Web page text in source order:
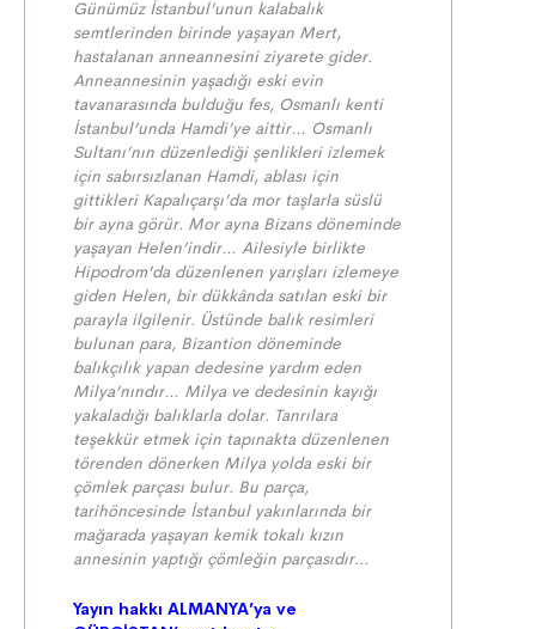
Günümüz İstanbul’unun kalabalık
semtlerinden birinde yaşayan Mert,
hastalanan anneannesini ziyarete gider.
Anneannesinin yaşadığı eski evin
tavanarasında bulduğu fes, Osmanlı kenti
İstanbul’unda Hamdi’ye aittir… Osmanlı
Sultanı’nın düzenlediği şenlikleri izlemek
için sabırsızlanan Hamdi, ablası için
gittikleri Kapalıçarşı’da mor taşlarla süslü
bir ayna görür. Mor ayna Bizans döneminde
yaşayan Helen’indir… Ailesiyle birlikte
Hipodrom’da düzenlenen yarışları izlemeye
giden Helen, bir dükkânda satılan eski bir
parayla ilgilenir. Üstünde balık resimleri
bulunan para, Bizantion döneminde
balıkçılık yapan dedesine yardım eden
Milya’nındır… Milya ve dedesinin kayığı
yakaladığı balıklarla dolar. Tanrılara
teşekkür etmek için tapınakta düzenlenen
törenden dönerken Milya yolda eski bir
çömlek parçası bulur. Bu parça,
tarihöncesinde İstanbul yakınlarında bir
mağarada yaşayan kemik tokalı kızın
annesinin yaptığı çömleğin parçasıdır…
Yayın hakkı ALMANYA’ya ve